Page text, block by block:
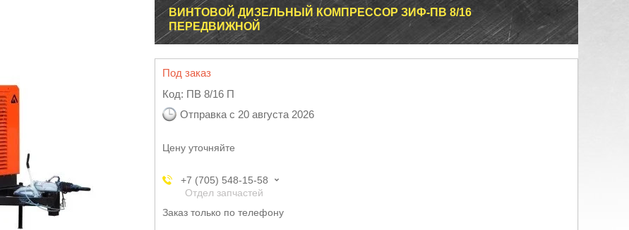
ВИНТОВОЙ ДИЗЕЛЬНЫЙ КОМПРЕССОР ЗИФ-ПВ 8/16
ПЕРЕДВИЖНОЙ
Под заказ
Код: ПВ 8/16 П
Отправка с 20 августа 2026
Цену уточняйте
+7 (705) 548-15-58
Отдел запчастей
Заказ только по телефону